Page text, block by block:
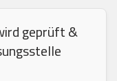
geprüft &